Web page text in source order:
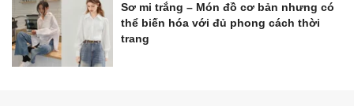
Sơ mi trắng – Món đồ cơ bản nhưng có
thể biến hóa với đủ phong cách thời
trang